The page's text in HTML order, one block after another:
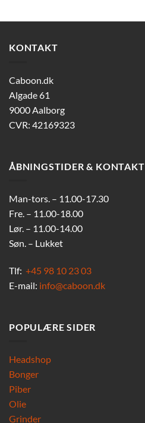
KONTAKT
Caboon.dk
Algade 61
9000 Aalborg
CVR: 42169323
ÅBNINGSTIDER & KONTAKT
Man-tors. – 11.00-17.30
Fre. – 11.00-18.00
Lør. – 11.00-14.00
Søn. – Lukket
Tlf: +45 98 10 23 03
E-mail: info@caboon.dk
POPULÆRE SIDER
Headshop
Bonger
Piber
Olie
Grinder